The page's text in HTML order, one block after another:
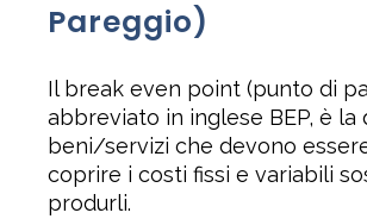
Pareggio)
Il break even point (punto di
abbreviato in inglese BEP, è la
beni/servizi che devono
coprire i costi fissi e variabili
produrli.